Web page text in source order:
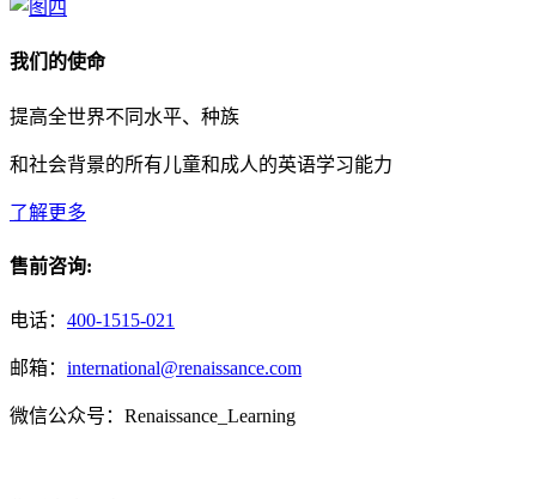
我们的使命
提高全世界不同水平、种族
和社会背景的所有儿童和成人的英语学习能力
了解更多
售前咨询:
电话： 400-1515-021
邮箱： international@renaissance.com
微信公众号：Renaissance_Learning